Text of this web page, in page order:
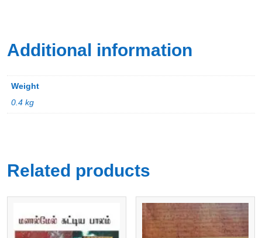
Additional information
Weight
0.4 kg
Related products